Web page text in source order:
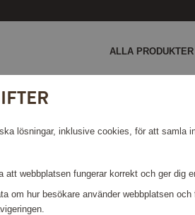
ALLA PRODUKTER
lösningar, inklusive cookies, för att samla
webbplatsen fungerar korrekt och ger dig
om hur besökare använder webbplatsen